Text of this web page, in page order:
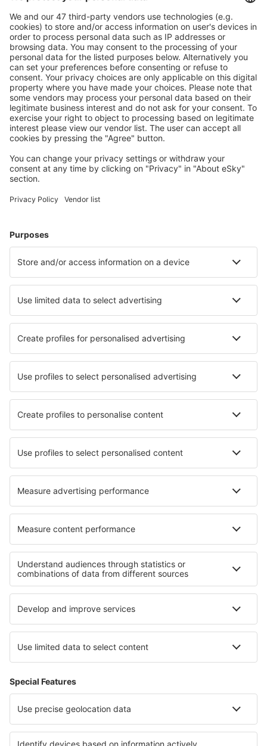
Rezervare fără griji cu opțiune gratuită de anulare.
Economiseşte mai mult
Prețuri atractive și oferte speciale pentru utilizatorii
conectați.
Cazarea preferată
Alege din peste 1,3 mil. de opţiuni: hoteluri, cabane,
apartamente și altele.
Cele mai căutate cazări de către utilizatorii eSky
Cazare în Statele Unite ale Americii - Orașe populare
Cazare în Davenport
Cazare în Kissimmee Cazare în Traverse City
Cazare în Oceanside Cazare în Kiawah Island
Cazare în Galveston Cazare în Tybee Island
Cele mai bune locuri de cazare - orașe
Cazare în Andosilla Cazare în Limeuil
Cazare în Ennevelin Cazare în Rhuddlan
Cazare în Salobrena Cazare în Amamoor
Cazare în Castelnuovo Cazare în Great Carlton
Cele mai bune locuri de cazare - regiuni
Cazare în Golful Monterey
Cazare in Mesa Verde National Park
Cazare in Parcul Național Big Bend Cazare in Texas
Cazare Crater Lake Cazare in Phuket Province
Cazare in Corfu Cazare in Osorno Province